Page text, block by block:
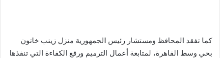
كما تفقد المحافظ ومستشار رئيس الجمهورية منزل زينب خاتون
بحي وسط القاهرة، لمتابعة أعمال الترميم ورفع الكفاءة التي تنفذها